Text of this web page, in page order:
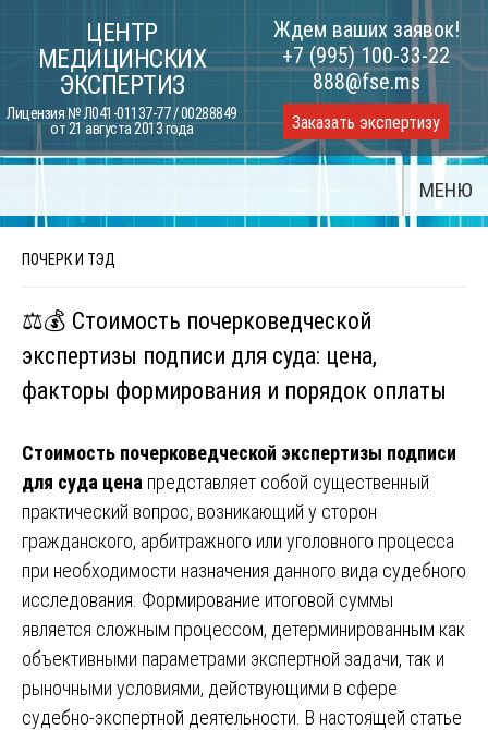
content
ЦЕНТР
МЕДИЦИНСКИХ
ЭКСПЕРТИЗ
Лицензия № Л041-01137-77 / 00288849
от 21 августа 2013 года
Ждем ваших заявок!
+7 (995) 100-33-22
888@fse.ms
Заказать экспертизу
МЕНЮ
ПОЧЕРК И ТЭД
⚖️💰 Стоимость почерковедческой
экспертизы подписи для суда: цена,
факторы формирования и порядок оплаты
Стоимость почерковедческой экспертизы подписи
для суда цена представляет собой существенный
практический вопрос, возникающий у сторон
гражданского, арбитражного или уголовного процесса
при необходимости назначения данного вида судебного
исследования. Формирование итоговой суммы
является сложным процессом, детерминированным как
объективными параметрами экспертной задачи, так и
рыночными условиями, действующими в сфере
судебно-экспертной деятельности. В настоящей статье